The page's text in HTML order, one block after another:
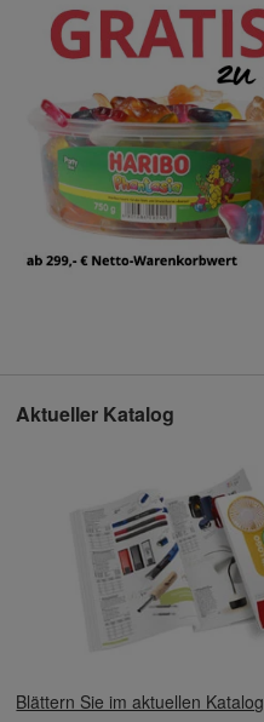
Aktueller Katalog
Blättern Sie im aktuellen Katalog